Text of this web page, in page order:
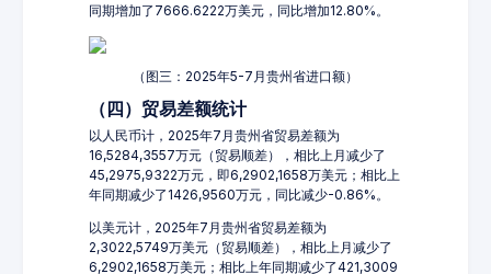
同期增加了7666.6222万美元，同比增加12.80%。
（图三：2025年5-7月贵州省进口额）
（四）贸易差额统计
以人民币计，2025年7月贵州省贸易差额为
16,5284,3557万元（贸易顺差），相比上月减少了
45,2975,9322万元，即6,2902,1658万美元；相比上
年同期减少了1426,9560万元，同比减少-0.86%。
以美元计，2025年7月贵州省贸易差额为
2,3022,5749万美元（贸易顺差），相比上月减少了
6,2902,1658万美元；相比上年同期减少了421,3009